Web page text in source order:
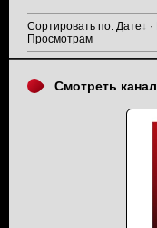
Сортировать по: Дате ·
Просмотрам
Смотреть